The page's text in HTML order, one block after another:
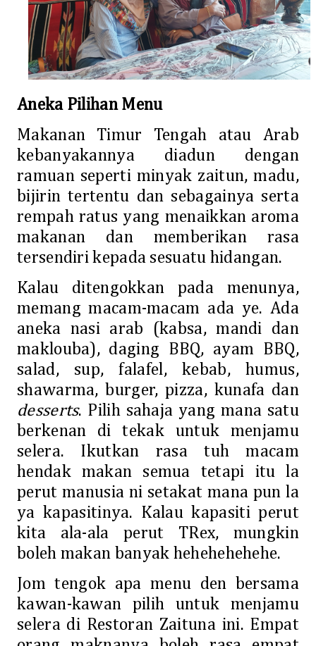
Aneka Pilihan Menu
Makanan Timur Tengah atau Arab
kebanyakannya diadun dengan
ramuan seperti minyak zaitun, madu,
bijirin tertentu dan sebagainya serta
rempah ratus yang menaikkan aroma
makanan dan memberikan rasa
tersendiri kepada sesuatu hidangan.
Kalau ditengokkan pada menunya,
memang macam-macam ada ye. Ada
aneka nasi arab (kabsa, mandi dan
maklouba), daging BBQ, ayam BBQ,
salad, sup, falafel, kebab, humus,
shawarma, burger, pizza, kunafa dan
desserts. Pilih sahaja yang mana satu
berkenan di tekak untuk menjamu
selera. Ikutkan rasa tuh macam
hendak makan semua tetapi itu la
perut manusia ni setakat mana pun la
ya kapasitinya. Kalau kapasiti perut
kita ala-ala perut TRex, mungkin
boleh makan banyak hehehehehehe.
Jom tengok apa menu den bersama
kawan-kawan pilih untuk menjamu
selera di Restoran Zaituna ini. Empat